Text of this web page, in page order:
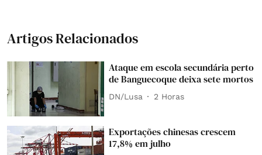
Artigos Relacionados
Ataque em escola secundária perto
de Banguecoque deixa sete mortos
DN/Lusa 2 Horas
Exportações chinesas crescem
17,8% em julho